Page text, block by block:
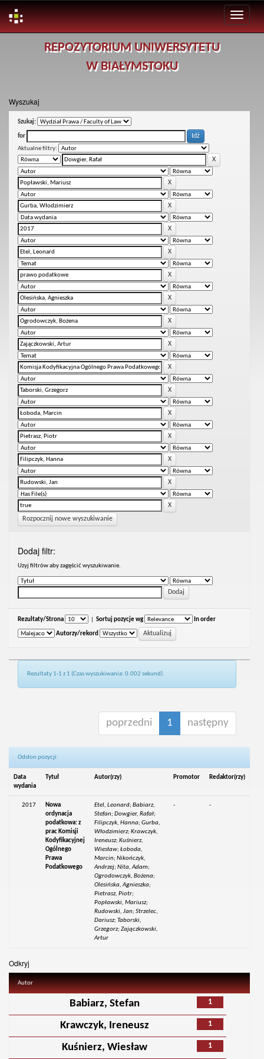
REPOZYTORIUM UNIWERSYTETU
W BIAŁYMSTOKU
Wyszukaj
Szukaj:
for
Aktualne filtry:
Rozpocznij nowe wyszukiwanie
Dodaj filtr:
Uzyj filtrów aby zagęścić wyszukiwanie.
Rezultaty/Strona Sortuj pozycje wg In order
Autorzy/rekord
Rezultaty 1-1 z 1 (Czas wyszukiwania: 0.002 sekund).
poprzedni 1 następny
Odsłon pozycji:
Data
wydania
Tytuł Autor(rzy) Promotor Redaktor(rzy)
2017
Nowa
ordynacja
podatkowa: z
prac Komisji
Kodyfikacyjnej
Ogólnego
Prawa
Podatkowego
Etel, Leonard; Babiarz,
Stefan; Dowgier, Rafał;
Filipczyk, Hanna; Gurba,
Włodzimierz; Krawczyk,
Ireneusz; Kuśnierz,
Wiesław; Łoboda,
Marcin; Nikończyk,
Andrzej; Nita, Adam;
Ogrodowczyk, Bożena;
Olesińska, Agnieszka;
Pietrasz, Piotr;
Popławski, Mariusz;
Rudowski, Jan; Strzelec,
Dariusz; Taborski,
Grzegorz; Zajączkowski,
Artur
- -
Odkryj
Autor
1
Babiarz, Stefan
1
Krawczyk, Ireneusz
1
Kuśnierz, Wiesław